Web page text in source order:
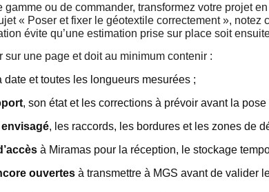
gamme ou de commander, transformez votre projet
« Poser et fixer le géotextile correctement »,
évite qu’une estimation prise sur place soit
sur une page et doit au minimum contenir :
date et toutes les longueurs mesurées ;
, son état et les corrections à prévoir avant la pose
envisagé, les raccords, les bordures et les zones de
à Miramas pour la réception, le stockage
ouvertes à transmettre à MGS avant de valider